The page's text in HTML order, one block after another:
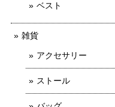
ベスト
雑貨
アクセサリー
ストール